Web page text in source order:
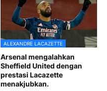
ALEXANDRE LACAZETTE
Arsenal mengalahkan
Sheffield United dengan
prestasi Lacazette
menakjubkan.